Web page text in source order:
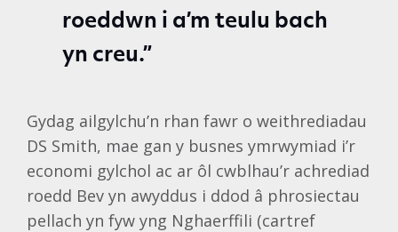
roeddwn i a’m teulu bach
yn creu.”
Gydag ailgylchu’n rhan fawr o weithrediadau
DS Smith, mae gan y busnes ymrwymiad i’r
economi gylchol ac ar ôl cwblhau’r achrediad
roedd Bev yn awyddus i ddod â phrosiectau
pellach yn fyw yng Nghaerffili (cartref